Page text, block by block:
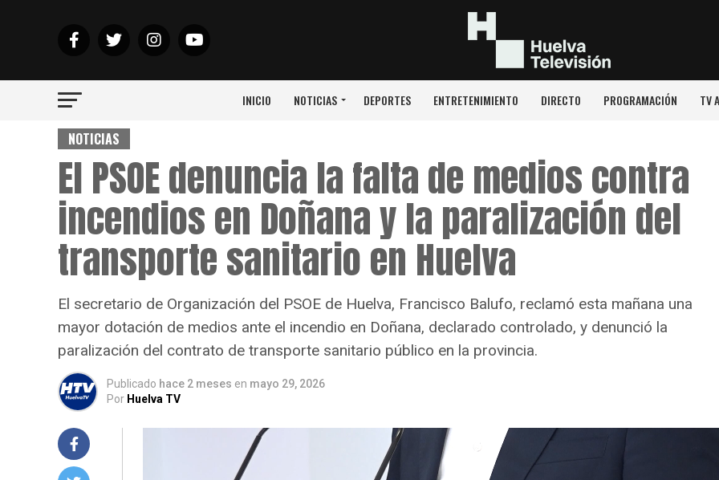
INICIO NOTICIAS DEPORTES ENTRETENIMIENTO DIRECTO PROGRAMACIÓN TV
NOTICIAS
El PSOE denuncia la falta de medios contra
incendios en Doñana y la paralización del
transporte sanitario en Huelva
El secretario de Organización del PSOE de Huelva, Francisco Balufo, reclamó esta mañana una
mayor dotación de medios ante el incendio en Doñana, declarado controlado, y denunció la
paralización del contrato de transporte sanitario público en la provincia.
Publicado hace 2 meses en mayo 29, 2026
Por Huelva TV